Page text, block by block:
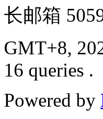
长邮箱
GMT+8,
16 queries .
Powered by